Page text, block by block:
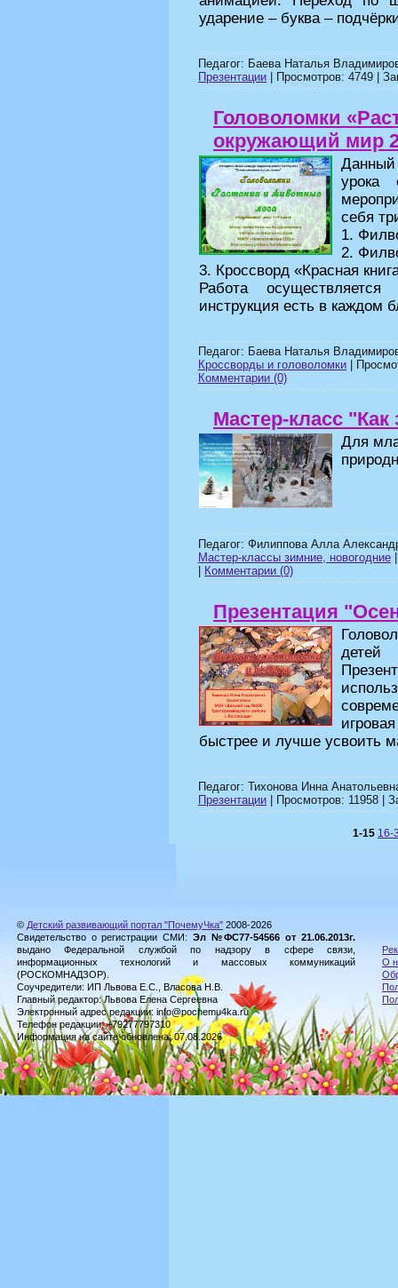
ударение – буква –
Педагог: Баева Наталья
Презентации | Просмотров: 4749 |
Головоломки
окружающий мир
Данный
урока
себя
1.
2.
3. Кроссворд «Красная
Работа
инструкция есть в каждом
Педагог: Баева Наталья
Кроссворды и головоломки |
Комментарии (0)
Мастер-класс "Как
Для
Педагог: Филиппова Алла
Мастер-классы зимние, новогодние
Комментарии (0)
Презентация
детей
быстрее и лучше усвоить
Педагог: Тихонова Инна
Презентации | Просмотров: 11958 |
1-15 16-
© Детский развивающий портал "ПочемуЧка" 2008-2026
Свидетельство о регистрации СМИ: Эл №ФС77-54566 от 21.06.2013г.
выдано Федеральной службой по надзору в сфере связи,
информационных технологий и массовых коммуникаций
(РОСКОМНАДЗОР).
Соучредители: ИП Львова Е.С., Власова Н.В.
Главный редактор: Львова Елена Сергеевна
Электронный адрес редакции: info@pochemu4ka.ru
Телефон редакции: +79277797310
Информация на сайте обновлена: 07.08.2026
О